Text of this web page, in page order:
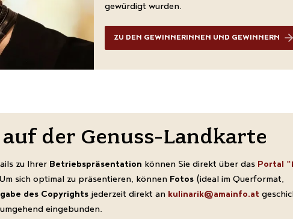
gewürdigt wurden.
ZU DEN GEWINNERINNEN UND GEWINNERN
der Genuss-Landkarte
zu Ihrer Betriebspräsentation können Sie direkt über das Portal
sich optimal zu präsentieren, können Fotos (ideal im Querformat,
des Copyrightsjederzeit direkt an kulinarik@amainfo.at
eingebunden.